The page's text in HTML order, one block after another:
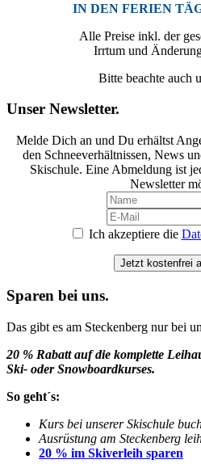
IN DEN FERIEN
Alle Preise inkl. der
Irrtum und
Bitte beachte auch
Unser Newsletter.
Melde Dich an und Du erhältst
den Schneeverhältnissen, News
Skischule. Eine Abmeldung ist
Newsletter
Ich akzeptiere die
Jetzt kostenfrei
Sparen bei uns.
Das gibt es am Steckenberg nur bei
20 % Rabatt auf die komplette
Ski- oder Snowboardkurses.
So geht´s:
Kurs bei unserer Skischule
Ausrüstung am Steckenberg
20 % im Skiverleih sparen